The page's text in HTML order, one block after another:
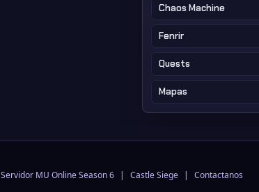
Chaos Machine
Fenrir
Quests
Mapas
Servidor MU Online Season 6 | Castle Siege | Contactanos